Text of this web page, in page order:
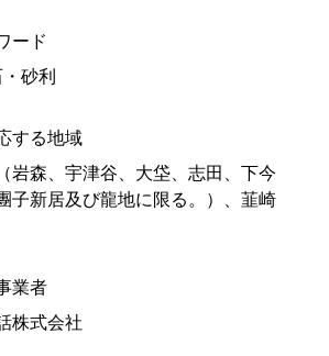
ード
砂利
する地域
岩森、宇津谷、大垈、志田、下今
子新居及び龍地に限る。）、韮崎
業者
株式会社